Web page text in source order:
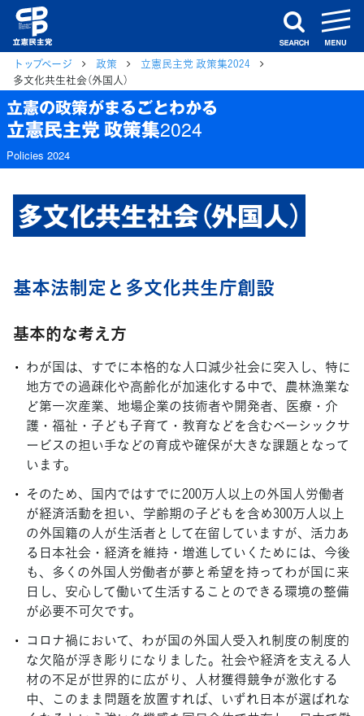
search
トップページ 政策
立憲民主党 政策集2024
多文化共生社会（外国人）
立憲の政策がまるごとわかる
立憲民主党 政策集2024
Policies 2024
多文化共生社会（外国人）
基本法制定と多文化共生庁創設
基本的な考え方
わが国は、すでに本格的な人口減少社会に突入し、特に
地方での過疎化や高齢化が加速化する中で、農林漁業な
ど第一次産業、地場企業の技術者や開発者、医療・介
護・福祉・子ども子育て・教育などを含むベーシックサ
ービスの担い手などの育成や確保が大きな課題となって
います。
そのため、国内ではすでに200万人以上の外国人労働者
が経済活動を担い、学齢期の子どもを含め300万人以上
の外国籍の人が生活者として在留していますが、活力あ
る日本社会・経済を維持・増進していくためには、今後
も、多くの外国人労働者が夢と希望を持ってわが国に来
日し、安心して働いて生活することのできる環境の整備
が必要不可欠です。
コロナ禍において、わが国の外国人受入れ制度の制度的
な欠陥が浮き彫りになりました。社会や経済を支える人
材の不足が世界的に広がり、人材獲得競争が激化する
中、このまま問題を放置すれば、いずれ日本が選ばれな